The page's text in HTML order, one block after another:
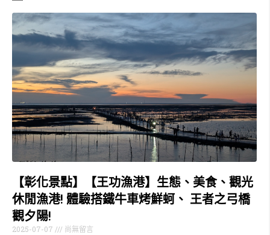
【彰化景點】【王功漁港】生態、美食、觀光
休閒漁港! 體驗搭鐵牛車烤鮮蚵、 王者之弓橋
觀夕陽!
2025-07-07 尚無留言